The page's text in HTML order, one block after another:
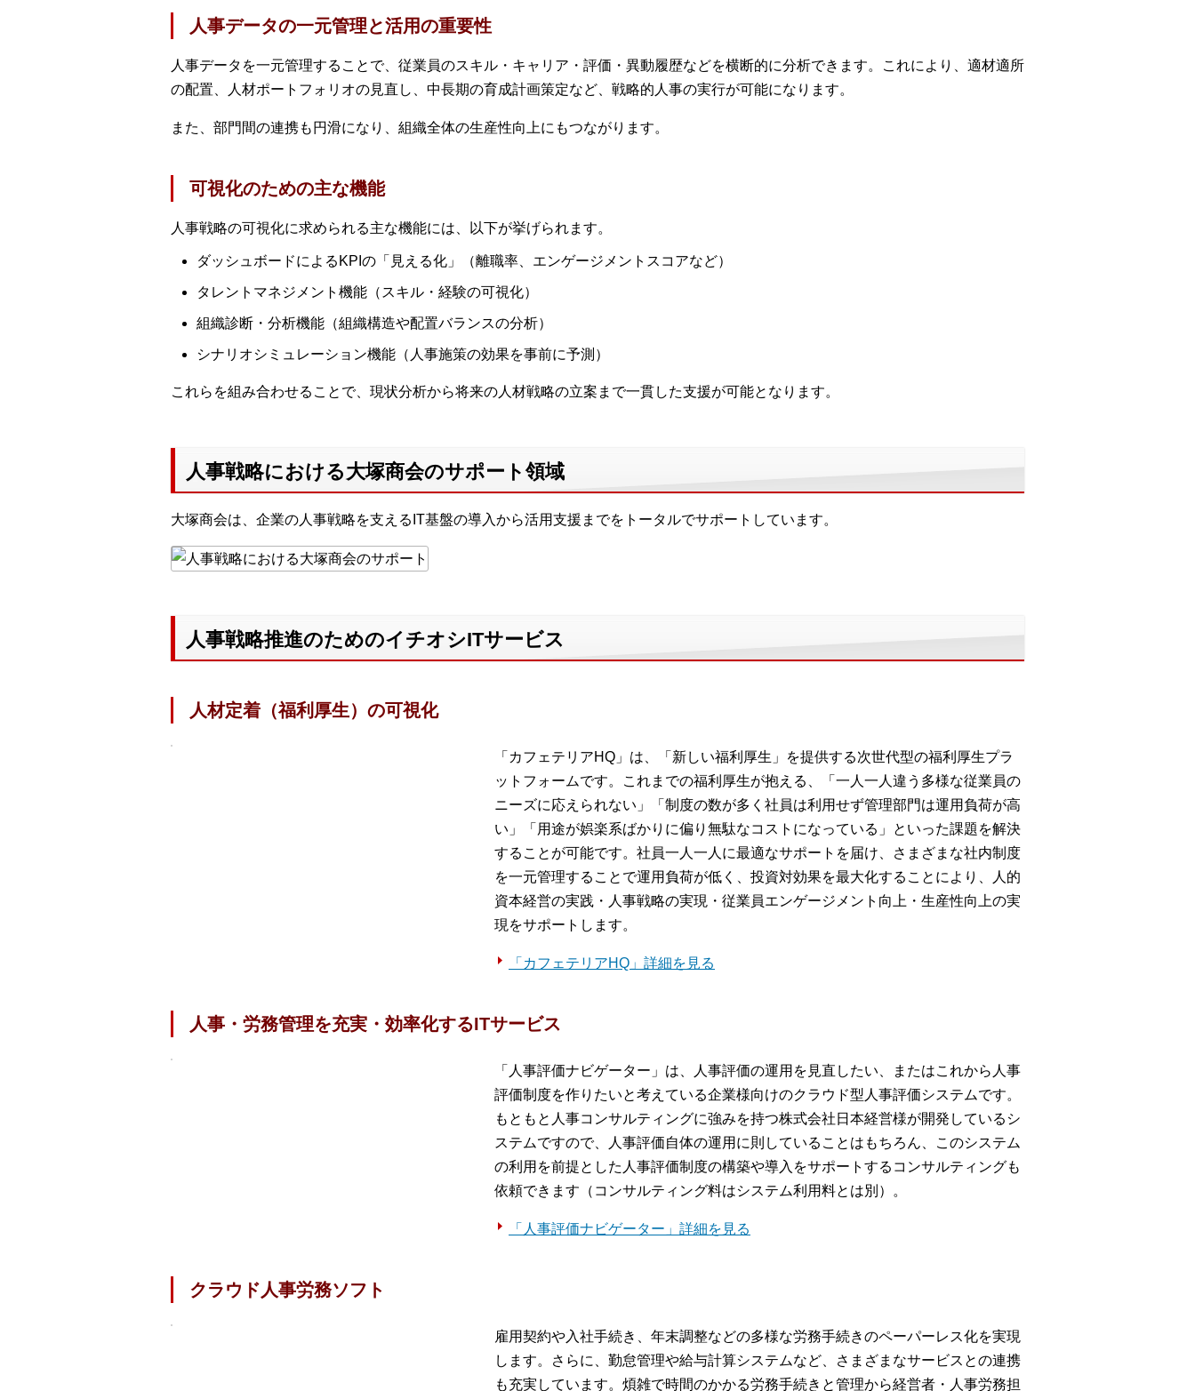
人事データの一元管理と活用の重要性
人事データを一元管理することで、従業員のスキル・キャリア・評価・異動履歴などを横断的に分析できます。これにより、適材適所
の配置、人材ポートフォリオの見直し、中長期の育成計画策定など、戦略的人事の実行が可能になります。
また、部門間の連携も円滑になり、組織全体の生産性向上にもつながります。
可視化のための主な機能
人事戦略の可視化に求められる主な機能には、以下が挙げられます。
ダッシュボードによるKPIの「見える化」（離職率、エンゲージメントスコアなど）
タレントマネジメント機能（スキル・経験の可視化）
組織診断・分析機能（組織構造や配置バランスの分析）
シナリオシミュレーション機能（人事施策の効果を事前に予測）
これらを組み合わせることで、現状分析から将来の人材戦略の立案まで一貫した支援が可能となります。
人事戦略における大塚商会のサポート領域
大塚商会は、企業の人事戦略を支えるIT基盤の導入から活用支援までをトータルでサポートしています。
人事戦略推進のためのイチオシITサービス
人材定着（福利厚生）の可視化
「カフェテリアHQ」は、「新しい福利厚生」を提供する次世代型の福利厚生プラ
ットフォームです。これまでの福利厚生が抱える、「一人一人違う多様な従業員の
ニーズに応えられない」「制度の数が多く社員は利用せず管理部門は運用負荷が高
い」「用途が娯楽系ばかりに偏り無駄なコストになっている」といった課題を解決
することが可能です。社員一人一人に最適なサポートを届け、さまざまな社内制度
を一元管理することで運用負荷が低く、投資対効果を最大化することにより、人的
資本経営の実践・人事戦略の実現・従業員エンゲージメント向上・生産性向上の実
現をサポートします。
「カフェテリアHQ」詳細を見る
人事・労務管理を充実・効率化するITサービス
「人事評価ナビゲーター」は、人事評価の運用を見直したい、またはこれから人事
評価制度を作りたいと考えている企業様向けのクラウド型人事評価システムです。
もともと人事コンサルティングに強みを持つ株式会社日本経営様が開発しているシ
ステムですので、人事評価自体の運用に則していることはもちろん、このシステム
の利用を前提とした人事評価制度の構築や導入をサポートするコンサルティングも
依頼できます（コンサルティング料はシステム利用料とは別）。
「人事評価ナビゲーター」詳細を見る
クラウド人事労務ソフト
雇用契約や入社手続き、年末調整などの多様な労務手続きのペーパーレス化を実現
します。さらに、勤怠管理や給与計算システムなど、さまざまなサービスとの連携
も充実しています。煩雑で時間のかかる労務手続きと管理から経営者・人事労務担